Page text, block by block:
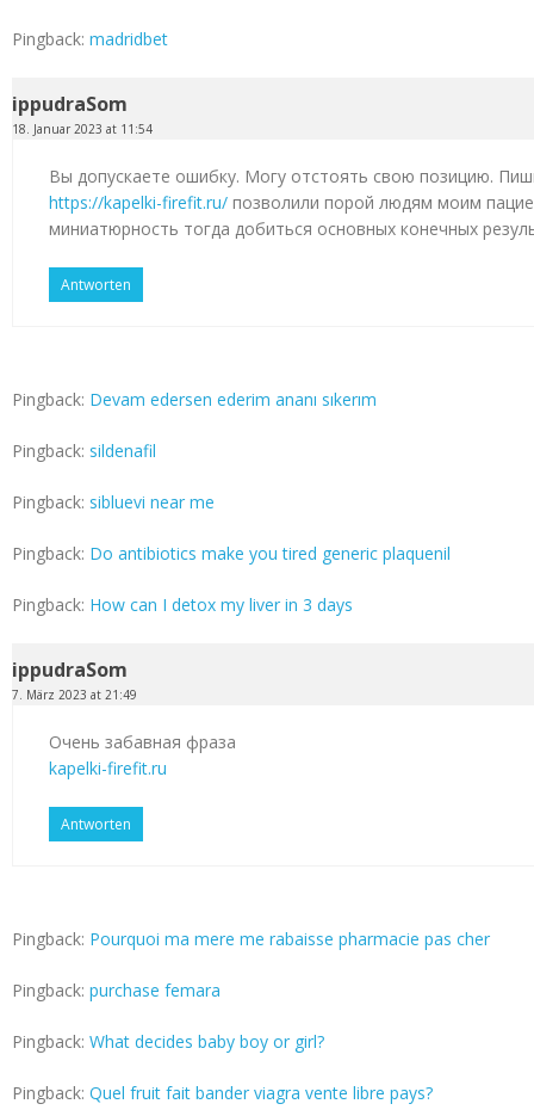
Pingback: madridbet
ippudraSom
18. Januar 2023 at 11:54
Вы допускаете ошибку. Могу отстоять свою позицию.
https://kapelki-firefit.ru/ позволили порой людям моим
миниатюрность тогда добиться основных конечных
Antworten
Pingback: Devam edersen ederim ananı sıkerım
Pingback: sildenafil
Pingback: sibluevi near me
Pingback: Do antibiotics make you tired generic plaquenil
Pingback: How can I detox my liver in 3 days
ippudraSom
7. März 2023 at 21:49
Очень забавная фраза
kapelki-firefit.ru
Antworten
Pingback: Pourquoi ma mere me rabaisse pharmacie pas cher
Pingback: purchase femara
Pingback: What decides baby boy or girl?
Pingback: Quel fruit fait bander viagra vente libre pays?